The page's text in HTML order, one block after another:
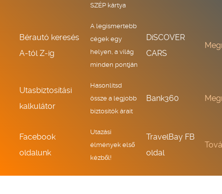
SZÉP kártya
Bérautó keresés
A-tól Z-ig
A legismertebb
cégek egy
helyen, a világ
minden pontján
DiSCOVER
CARS
Utasbiztosítási
kalkulátor
Hasonlítsd
össze a legjobb
biztosítók árait
Bank360
Facebook
oldalunk
Utazási
élmények első
kézből!
TravelBay FB
oldal